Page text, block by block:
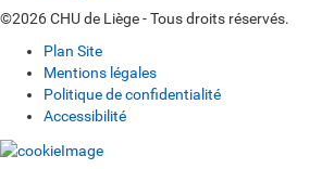
©2026 CHU de Liège - Tous droits réservés.
Plan Site
Mentions légales
Politique de confidentialité
Accessibilité